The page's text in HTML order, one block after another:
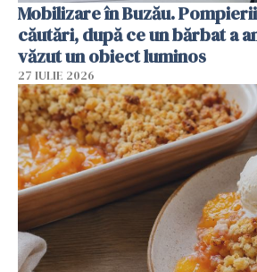
Mobilizare în Buzău.
căutări, după ce un bărbat a
văzut un obiect luminos
27 IULIE 2026